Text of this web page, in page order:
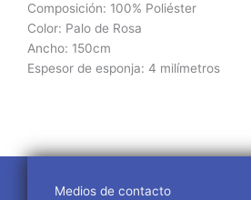
Composición: 100% Poliéster
Color: Palo de Rosa
Ancho: 150cm
Espesor de esponja: 4 milímetros
Medios de contacto